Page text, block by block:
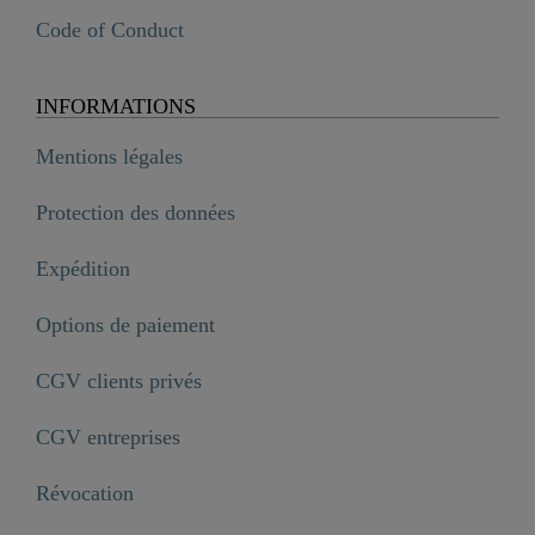
Code of Conduct
INFORMATIONS
Mentions légales
Protection des données
Expédition
Options de paiement
CGV clients privés
CGV entreprises
Révocation